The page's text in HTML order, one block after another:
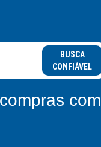
BUSCA
CONFIÁVEL
com